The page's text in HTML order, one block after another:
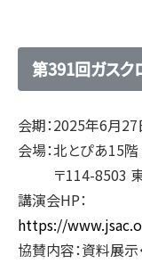
第391回ガスク
会期：2025年6月27
会場：北とぴあ15
〒114-8503 東
講演会HP：
https://
協賛内容：資料展示